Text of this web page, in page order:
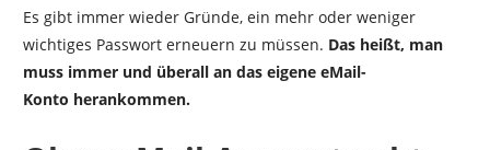
Es gibt immer wieder Gründe, ein mehr oder weniger
wichtiges Passwort erneuern zu müssen. Das heißt, man
muss immer und überall an das eigene eMail-
Konto herankommen.